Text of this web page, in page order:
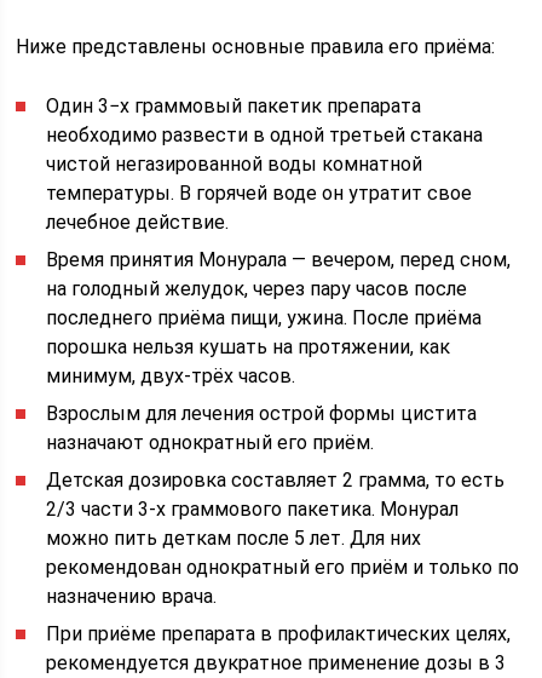
Ниже представлены основные правила его приёма:
Один 3−х граммовый пакетик препарата
необходимо развести в одной третьей стакана
чистой негазированной воды комнатной
температуры. В горячей воде он утратит свое
лечебное действие.
Время принятия Монурала — вечером, перед сном,
на голодный желудок, через пару часов после
последнего приёма пищи, ужина. После приёма
порошка нельзя кушать на протяжении, как
минимум, двух-трёх часов.
Взрослым для лечения острой формы цистита
назначают однократный его приём.
Детская дозировка составляет 2 грамма, то есть
2/3 части 3-х граммового пакетика. Монурал
можно пить деткам после 5 лет. Для них
рекомендован однократный его приём и только по
назначению врача.
При приёме препарата в профилактических целях,
рекомендуется двукратное применение дозы в 3